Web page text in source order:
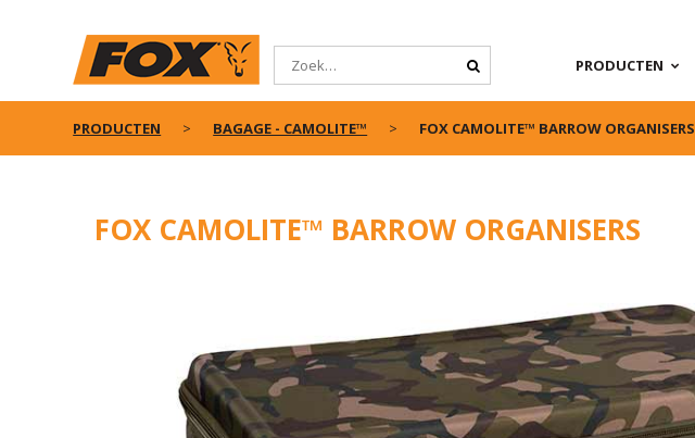
PRODUCTEN
PRODUCTEN BAGAGE - CAMOLITE™ FOX CAMOLITE™ BARROW ORGANISERS
FOX CAMOLITE™ BARROW ORGANISERS